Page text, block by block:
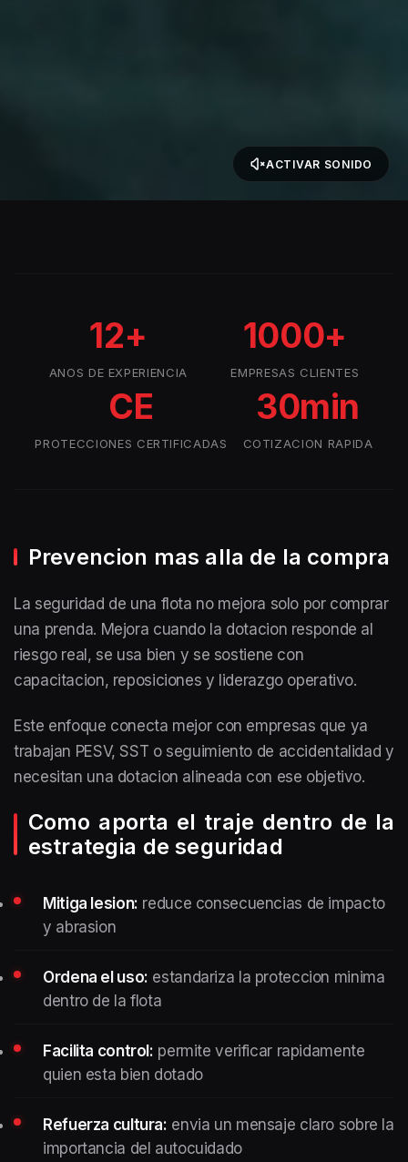
ACTIVAR SONIDO
12+
ANOS DE EXPERIENCIA
1000+
EMPRESAS CLIENTES
CE
PROTECCIONES CERTIFICADAS
30min
COTIZACION RAPIDA
Prevencion mas alla de la compra
La seguridad de una flota no mejora solo por comprar
una prenda. Mejora cuando la dotacion responde al
riesgo real, se usa bien y se sostiene con
capacitacion, reposiciones y liderazgo operativo.
Este enfoque conecta mejor con empresas que ya
trabajan PESV, SST o seguimiento de accidentalidad y
necesitan una dotacion alineada con ese objetivo.
Como aporta el traje dentro de la
estrategia de seguridad
Mitiga lesion: reduce consecuencias de impacto
y abrasion
Ordena el uso: estandariza la proteccion minima
dentro de la flota
Facilita control: permite verificar rapidamente
quien esta bien dotado
Refuerza cultura: envia un mensaje claro sobre la
importancia del autocuidado